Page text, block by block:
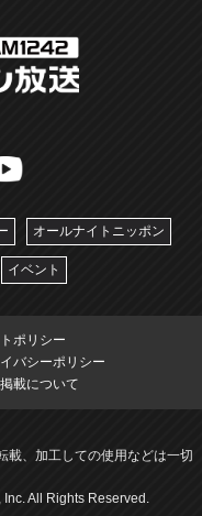
オールナイトニッポン
イベント
ポリシー
バシーポリシー
載について
載、加工しての使用などは一切
All Rights Reserved.